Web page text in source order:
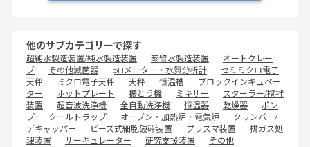
他のサブカテゴリーで探す
超純水製造装置/純水製造装置 蒸留水製造装置
オートクレー
ブ
その他滅菌器 pHメーター・水質分析計
セミミクロ電子
天秤
ミクロ電子天秤 天秤 恒温槽
ブロックインキュベー
ター
ホットプレート 振とう機 ミキサー
スターラー/撹拌
装置
超音波洗浄機 全自動洗浄機 恒温器 乾燥器
ポン
プ
クールトラップ オーブン・加熱炉・電気炉
クリンパー/
デキャッパー
ビーズ式細胞破砕装置 プラズマ装置
排ガス処
理装置
サーキュレーター 研究支援装置 その他